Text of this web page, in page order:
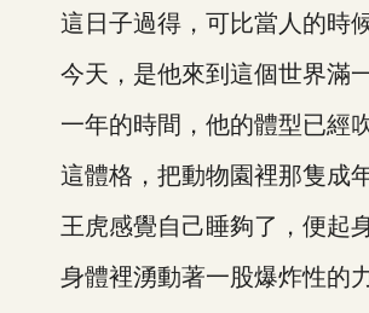
這日子過得，可比當人的時候
今天，是他來到這個世界滿一
一年的時間，他的體型已經吹
這體格，把動物園裡那隻成年
王虎感覺自己睡夠了，便起身
身體裡湧動著一股爆炸性的力